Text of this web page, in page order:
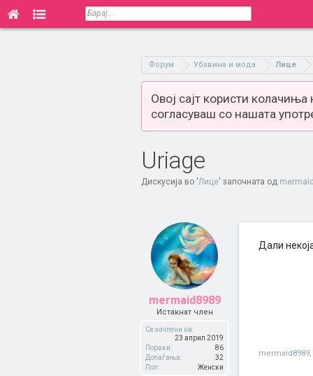
Форум Убавина и мода Лице
Овој сајт користи
согласуваш со нашата
Uriage
Дискусија во 'Лице' започната од
mermaid8989
Истакнат член
Се зачлени на:
23 април 2019
Пораки:
86
Допаѓања:
32
Пол:
Женски
Дали
mermaid8989,